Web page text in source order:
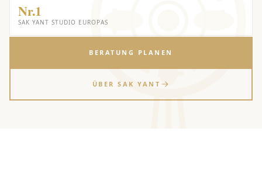
Nr.1
SAK YANT STUDIO EUROPAS
BERATUNG PLANEN
ÜBER SAK YANT